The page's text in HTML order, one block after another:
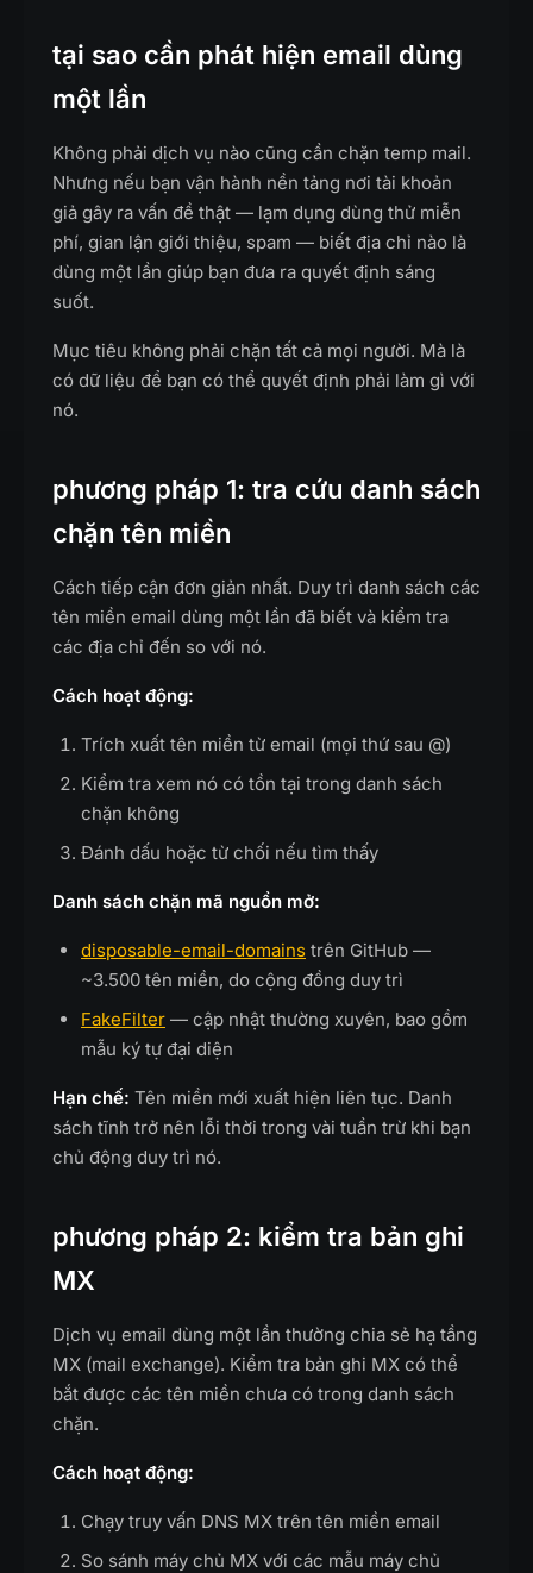
tại sao cần phát hiện email dùng
một lần
Không phải dịch vụ nào cũng cần chặn temp mail.
Nhưng nếu bạn vận hành nền tảng nơi tài khoản
giả gây ra vấn đề thật — lạm dụng dùng thử miễn
phí, gian lận giới thiệu, spam — biết địa chỉ nào là
dùng một lần giúp bạn đưa ra quyết định sáng
suốt.
Mục tiêu không phải chặn tất cả mọi người. Mà là
có dữ liệu để bạn có thể quyết định phải làm gì với
nó.
phương pháp 1: tra cứu danh sách
chặn tên miền
Cách tiếp cận đơn giản nhất. Duy trì danh sách các
tên miền email dùng một lần đã biết và kiểm tra
các địa chỉ đến so với nó.
Cách hoạt động:
Trích xuất tên miền từ email (mọi thứ sau @)
Kiểm tra xem nó có tồn tại trong danh sách
chặn không
Đánh dấu hoặc từ chối nếu tìm thấy
Danh sách chặn mã nguồn mở:
disposable-email-domains trên GitHub —
~3.500 tên miền, do cộng đồng duy trì
FakeFilter — cập nhật thường xuyên, bao gồm
mẫu ký tự đại diện
Hạn chế: Tên miền mới xuất hiện liên tục. Danh
sách tĩnh trở nên lỗi thời trong vài tuần trừ khi bạn
chủ động duy trì nó.
phương pháp 2: kiểm tra bản ghi
MX
Dịch vụ email dùng một lần thường chia sẻ hạ tầng
MX (mail exchange). Kiểm tra bản ghi MX có thể
bắt được các tên miền chưa có trong danh sách
chặn.
Cách hoạt động:
Chạy truy vấn DNS MX trên tên miền email
So sánh máy chủ MX với các mẫu máy chủ